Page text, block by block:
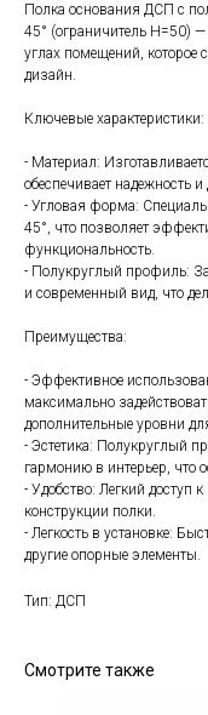
Полка основания ДСП с
45° (ограничитель H=50)
углах помещений, которое
дизайн.
Ключевые характеристики:
- Материал:
обеспечивает надежность и
- Угловая форма:
45°, что позволяет
функциональность.
- Полукруглый профиль:
и современный вид, что
Преимущества:
- Эффективное
максимально
дополнительные уровни
- Эстетика: Полукруглый
гармонию в интерьер, что
- Удобство: Легкий доступ
конструкции полки.
- Легкость в установке:
другие опорные элементы.
Тип: ДСП
Смотрите также